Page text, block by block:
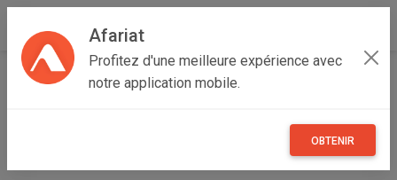
Afariat
Profitez d'une meilleure expérience avec
notre application mobile.
OBTENIR
Accueil Immobilier Grand Tunis